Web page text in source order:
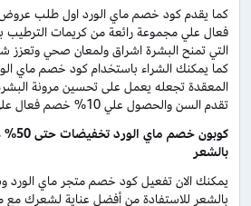
فعال علي مجموعة رائعة من كريمات الترطيب
التي تمنح البشرة اشراق ولمعان صحي وتعزز
كما يمكنك الشراء باستخدام كود خصم ماي
المعقدة تجعله يعمل على تحسين مرونة
تقدم السن والحصول علي 10% خصم فعال علي مشترياتك.
كوبون
بالشعر
يمكنك الان تفعيل كود خصم متجر ماي الورد